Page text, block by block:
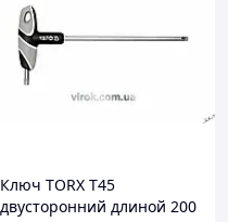
Ключ TORX T45
двусторонний длиной 200